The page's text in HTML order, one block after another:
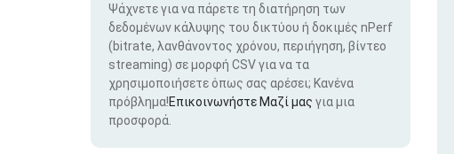
Ψάχνετε για να πάρετε τη διατήρηση των
δεδομένων κάλυψης του δικτύου ή δοκιμές nPerf
(bitrate, λανθάνοντος χρόνου, περιήγηση, βίντεο
streaming) σε μορφή CSV για να τα
χρησιμοποιήσετε όπως σας αρέσει; Κανένα
πρόβλημα!Επικοινωνήστε Μαζί μας για μια
προσφορά.